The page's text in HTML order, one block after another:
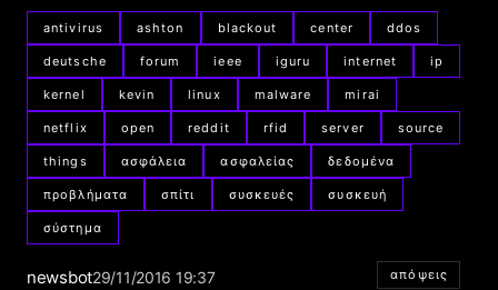
antivirus ashton blackout center ddos
deutsche forum ieee iguru internet ip
kernel kevin linux malware mirai
netflix open reddit rfid server source
things ασφάλεια ασφαλείας δεδομένα
προβλήματα σπίτι συσκευές συσκευή
σύστημα
newsbot29/11/2016 19:37 απόψεις